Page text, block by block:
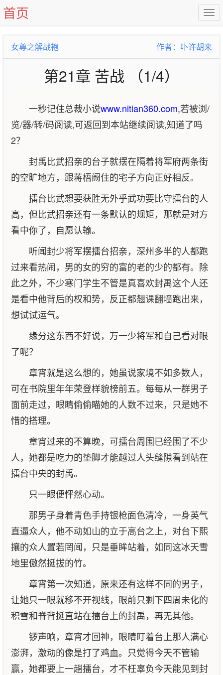
首页
女尊之解战袍 作者：卟许胡来
第21章 苦战 （1/4）
一秒记住总裁小说www.nitian360.com,若被浏/
览/器/转/码阅读,可返回到本站继续阅读,知道了吗
2？
封禹比武招亲的台子就摆在隔着将军府两条街
的空旷地方，跟蒋梧阙住的宅子方向正好相反。
擂台比武想要获胜无外乎武功要比守擂台的人
高，但比武招亲还有一条默认的规矩，那就是对方
看中你了，自愿认输。
听闻封少将军摆擂台招亲，深州多半的人都跑
过来看热闹，男的女的穷的富的老的少的都有。除
此之外，不少寒门学生不管是真喜欢封禹这个人还
是看中他背后的权和势，反正都翘课翻墙跑出来，
想试试运气。
缘分这东西不好说，万一少将军和自己看对眼
了呢？
章宵就是这么想的，她虽说家境不如多数人，
可在书院里年年荣登样貌榜前五。每每从一群男子
面前走过，眼睛偷偷瞄她的人数不过来，只是她不
惜的搭理。
章宵过来的不算晚，可擂台周围已经围了不少
人，她都是吃力的垫脚才能越过人头缝隙看到站在
擂台中央的封禹。
只一眼便怦然心动。
那男子身着青色手持银枪面色清冷，一身英气
直逼众人，他不动如山的立于高台之上，对台下熙
攘的众人置若罔闻，只是垂眸站着，如同这冰天雪
地里傲然挺拔的竹。
章宵第一次知道，原来还有这样不同的男子，
让她只一眼就移不开视线，眼前只剩下四周未化的
积雪和脊背挺直站在擂台上的封禹，再无其他。
锣声响，章宵才回神，眼睛盯着台上那人满心
澎湃，激动的像是打了鸡血。只觉得今天不管输
赢，她都要上一趟擂台，才不枉辜负今天能见到封